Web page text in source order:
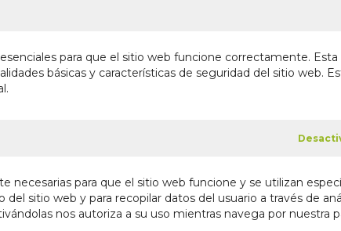
para que el sitio web funcione correctamente.
básicas y características de seguridad del sitio web.
necesarias para que el sitio web funcione y se utilizan
sitio web y para recopilar datos del usuario a través de
nos autoriza a su uso mientras navega por nuestra
CASA DEL
CATEDRALICIO
SEDE DE LA PRIMITIVA
20,00 €
Añadir a la cesta